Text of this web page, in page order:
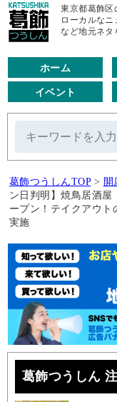
東京都葛飾区
ローカルな
など地元ネタ
ホーム
イベント
葛飾つうしんTOP > 開
ン日判明】焼鳥居酒屋
ープン！テイクアウト
実施
葛飾つうしん